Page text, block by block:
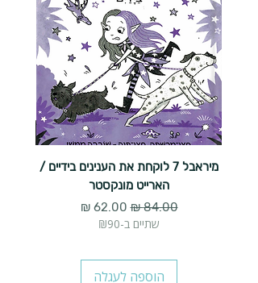
מיראבל 7 לוקחת את הענינים בידיים /
הארייט מונקסטר
מחיר רגיל‏84.00 ‏₪ מחיר מבצע
שתיים ב-₪90
הוספה לעגלה